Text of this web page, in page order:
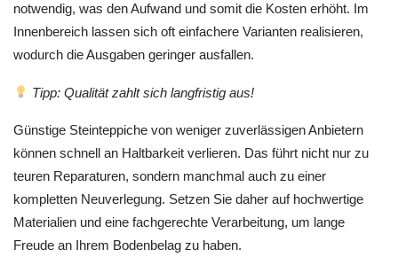
notwendig, was den Aufwand und somit die Kosten erhöht. Im
Innenbereich lassen sich oft einfachere Varianten realisieren,
wodurch die Ausgaben geringer ausfallen.
Tipp: Qualität zahlt sich langfristig aus!
Günstige Steinteppiche von weniger zuverlässigen Anbietern
können schnell an Haltbarkeit verlieren. Das führt nicht nur zu
teuren Reparaturen, sondern manchmal auch zu einer
kompletten Neuverlegung. Setzen Sie daher auf hochwertige
Materialien und eine fachgerechte Verarbeitung, um lange
Freude an Ihrem Bodenbelag zu haben.